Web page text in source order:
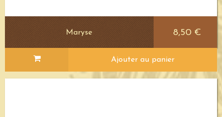
Maryse 8,50 €
Ajouter au panier